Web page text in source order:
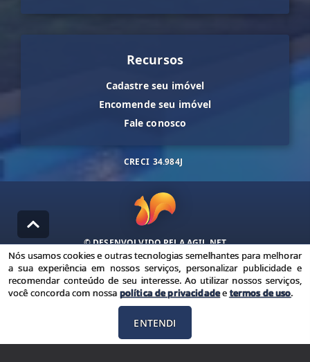
Recursos
Cadastre seu imóvel
Encomende seu imóvel
Fale conosco
CRECI 34.984J
© DESENVOLVIDO PELAAGIL.NET
Nós usamos cookies e outras tecnologias semelhantes para
melhorar a sua experiência em nossos serviços, personalizar
publicidade e recomendar conteúdo de seu interesse. Ao utilizar
nossos serviços, você concorda com nossa política de privacidade e
Política de Privacidade
Nós usamos cookies e outras tecnologias semelhantes para melhorar
a sua experiência em nossos serviços, personalizar publicidade e
recomendar conteúdo de seu interesse. Ao utilizar nossos serviços,
você concorda com nossa política de privacidadeetermos de uso.
ENTENDI